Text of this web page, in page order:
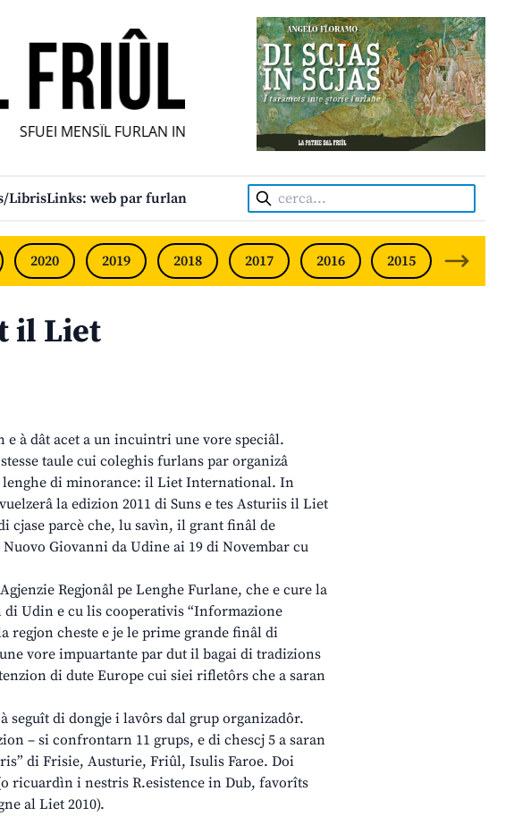
SFUEI MENSÎL FURLAN INDIPENDENT • INDEPENDENT FRIULIAN MONTHLY
LibrisLinks: web par furlan Cerca:
2020 2019 2018 2017 2016 2015 2014
il Liet
à dât acet a un incuintri une vore speciâl.
taule cui coleghis furlans par organizâ
lenghe di minorance: il Liet International. In
la edizion 2011 di Suns e tes Asturiis il Liet
cjase parcè che, lu savìn, il grant finâl de
Giovanni da Udine ai 19 di Novembar cu
Regjonâl pe Lenghe Furlane, che e cure la
Udin e cu lis cooperativis “Informazione
regjon cheste e je le prime grande finâl di
vore impuartante par dut il bagai di tradizions
di dute Europe cui siei rifletôrs che a saran
seguît di dongje i lavôrs dal grup organizadôr.
– si confrontarn 11 grups, e di chescj 5 a saran
di Frisie, Austurie, Friûl, Isulis Faroe. Doi
ricuardìn i nestris R.esistence in Dub, favorîts
al Liet 2010).